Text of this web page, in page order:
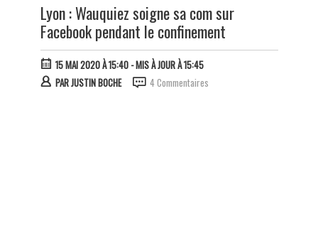
Lyon : Wauquiez soigne sa com sur
Facebook pendant le confinement
15 MAI 2020 À 15:40- MIS À JOUR À 15:45
PARJUSTIN BOCHE 4 Commentaires